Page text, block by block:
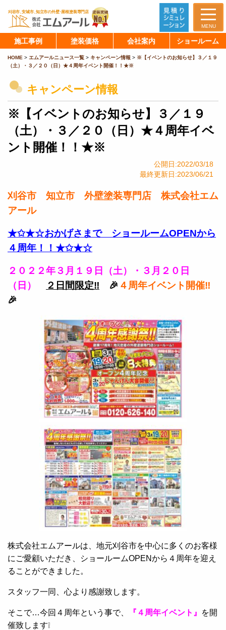
MENU
施工事例 塗装価格 会社案内 ショールーム
HOME > エムアールニュース一覧 > キャンペーン情報 > ※【イベントのお知らせ】３／１９
（土）・３／２０（日）★４周年イベント開催！！★※
キャンペーン情報
※【イベントのお知らせ】３／１９
（土）・３／２０（日）★４周年イベ
ント開催！！★※
公開日:2022/03/18
最終更新日:2023/06/21
刈谷市 知立市 外壁塗装専門店 株式会社エム
アール
★✩★☆おかげさまで ショールームOPENから
４周年！！★✩★☆
２０２２年３月１９日（土）・３月２０日
（日）
２日間限定‼ 🎉 ４周年イベント開催‼
🎉
株式会社エムアールは、地元刈谷市を中心に多くのお客様
にご愛顧いただき、ショールームOPENから４周年を迎え
ることができました。
スタッフ一同、心より感謝致します。
そこで…今回４周年という事で、 『４周年イベント』
を開
催致します❕